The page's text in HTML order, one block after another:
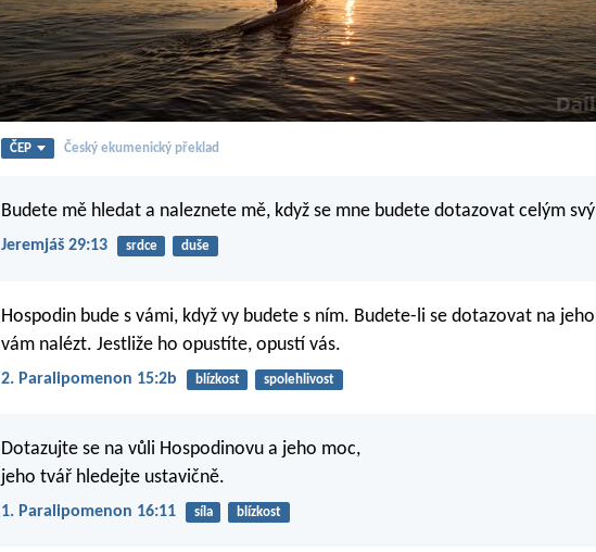
ČEP Český ekumenický překlad
Budete mě hledat a naleznete mě, když se mne budete dotazovat celým
Jeremjáš 29:13 srdce duše
Hospodin bude s vámi, když vy budete s ním. Budete-li se dotazovat na
vám nalézt. Jestliže ho opustíte, opustí vás.
2. Paralipomenon 15:2b blízkost spolehlivost
Dotazujte se na vůli Hospodinovu a jeho moc,
jeho tvář hledejte ustavičně.
1. Paralipomenon 16:11 síla blízkost